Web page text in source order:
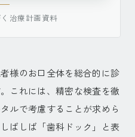
治療計画資料
様のお口全体を総合的に診
これには、精密な検査を徹
ルで考慮することが求めら
ばしば「歯科ドック」と表